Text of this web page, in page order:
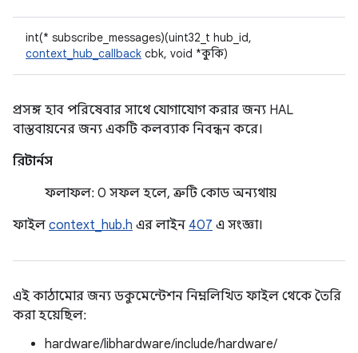
int(* subscribe_messages)(uint32_t hub_id,
context_hub_callback cbk, void *কুকি)
প্রসঙ্গ হাব পরিষেবার সাথে যোগাযোগ করার জন্য HAL
বাস্তবায়নের জন্য একটি কলব্যাক নিবন্ধন করে।
রিটার্নস
ফলাফল: 0 সফল হলে, ত্রুটি কোড অন্যথায়
ফাইল context_hub.h এর লাইন 407 এ সংজ্ঞা।
এই কাঠামোর জন্য ডকুমেন্টেশন নিম্নলিখিত ফাইল থেকে তৈরি
করা হয়েছিল:
hardware/libhardware/include/hardware/